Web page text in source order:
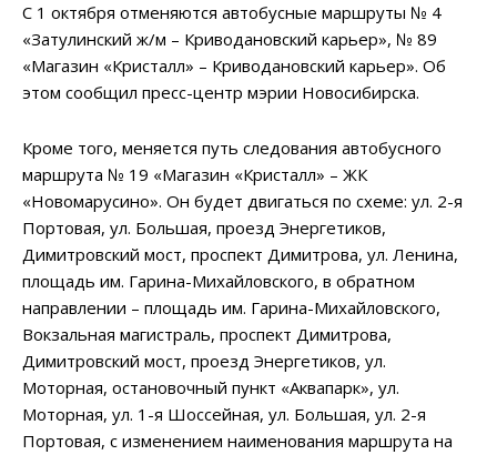
С 1 октября отменяются автобусные маршруты № 4
«Затулинский ж/м – Криводановский карьер», № 89
«Магазин «Кристалл» – Криводановский карьер». Об
этом сообщил пресс-центр мэрии Новосибирска.
Кроме того, меняется путь следования автобусного
маршрута № 19 «Магазин «Кристалл» – ЖК
«Новомарусино». Он будет двигаться по схеме: ул. 2-я
Портовая, ул. Большая, проезд Энергетиков,
Димитровский мост, проспект Димитрова, ул. Ленина,
площадь им. Гарина-Михайловского, в обратном
направлении – площадь им. Гарина-Михайловского,
Вокзальная магистраль, проспект Димитрова,
Димитровский мост, проезд Энергетиков, ул.
Моторная, остановочный пункт «Аквапарк», ул.
Моторная, ул. 1-я Шоссейная, ул. Большая, ул. 2-я
Портовая, с изменением наименования маршрута на